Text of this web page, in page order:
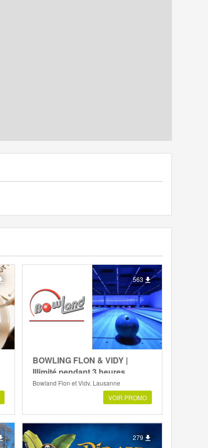
563
BOWLING FLON & VIDY |
Illimité pendant 3 heures
Bowland Flon et Vidy, Lausanne
VOIR PROMO
279